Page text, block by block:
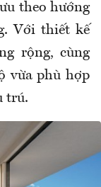
theo hướng
Với thiết kế
rộng, cùng
vừa phù hợp
trú.